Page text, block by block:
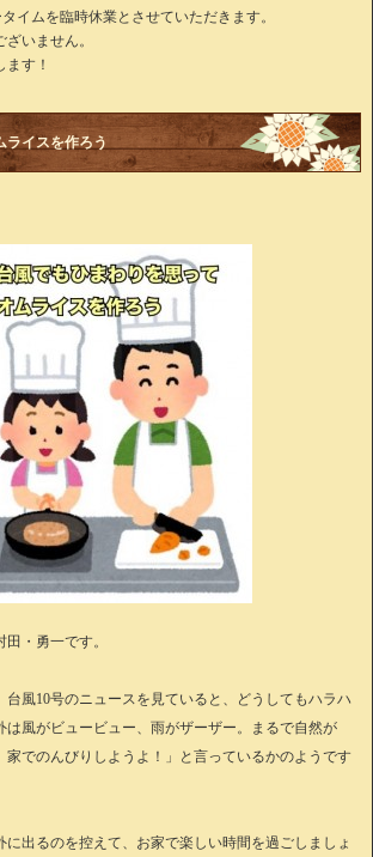
イムを臨時休業とさせていただきます。
いません。
す！
ライスを作ろう
・勇一です。
台風10号のニュースを見ていると、どうしてもハラハ
は風がビュービュー、雨がザーザー。まるで自然が
家でのんびりしようよ！」と言っているかのようです
に出るのを控えて、お家で楽しい時間を過ごしましょ